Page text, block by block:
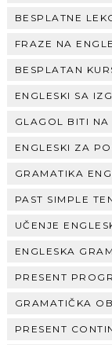
BESPLATNE
FRAZE NA
BESPLATAN
ENGLESKI SA
GLAGOL BITI NA
ENGLESKI ZA
GRAMATIKA
PAST SIMPLE
UČENJE
ENGLESKA
PRESENT
GRAMATIČKA
PRESENT